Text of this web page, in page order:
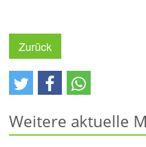
Zurück
Weitere aktuelle